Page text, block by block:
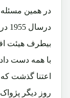
در همین مسئله
بیطرف هیئت
با همه دست
اعتنا گذشت
روز دیگر